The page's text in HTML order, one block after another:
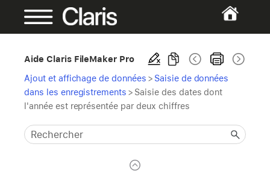
Aide Claris FileMaker Pro
Ajout et affichage de données > Saisie de données
dans les enregistrements > Saisie des dates dont
l'année est représentée par deux chiffres